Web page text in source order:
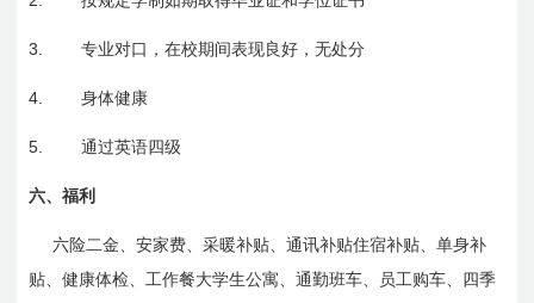
3. 专业对口，在校期间表现良好，无处分
4. 身体健康
5. 通过英语四级
六、福利
六险二金、安家费、采暖补贴、通讯补贴住宿补贴、单身补
贴、健康体检、工作餐大学生公寓、通勤班车、员工购车、四季